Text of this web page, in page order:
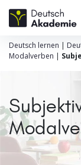
Deutsch lernen |
Modalverben |